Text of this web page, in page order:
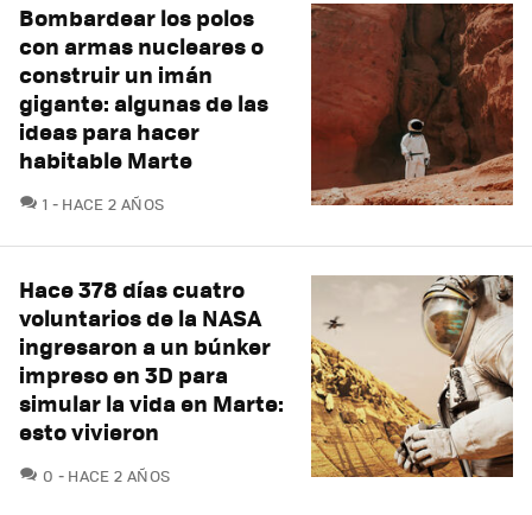
Bombardear los polos
con armas nucleares o
construir un imán
gigante: algunas de las
ideas para hacer
habitable Marte
1 COMENTARIOS
HACE 2 AÑOS
Hace 378 días cuatro
voluntarios de la NASA
ingresaron a un búnker
impreso en 3D para
simular la vida en Marte:
esto vivieron
0 COMENTARIOS
HACE 2 AÑOS